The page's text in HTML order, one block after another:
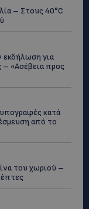
– Στους 40°C
εκδήλωση για
– «Ασέβεια προς
κατά
από το
του χωριού –